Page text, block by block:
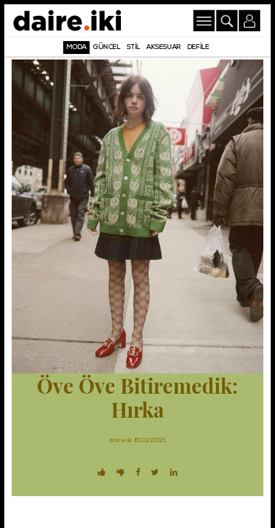
MODA GÜNCEL STİL AKSESUAR DEFİLE
Öve Öve Bitiremedik:
Hırka
daire.iki 19.02.2021
Şifremi Unuttum!
Giriş